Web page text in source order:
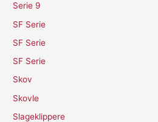
Serie 9
SF Serie
SF Serie
SF Serie
Skov
Skovle
Slageklippere